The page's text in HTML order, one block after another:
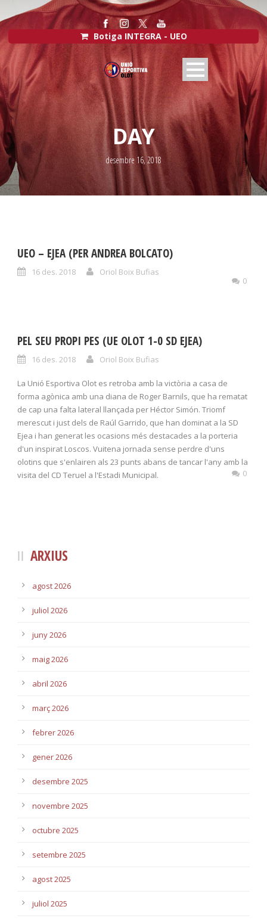
Botiga INTEGRA - UEO
DAY
desembre 16, 2018
UEO – EJEA (PER ANDREA BOLCATO)
16 des. 2018
Oriol Boix Bufias
0
PEL SEU PROPI PES (UE OLOT 1-0 SD EJEA)
16 des. 2018 Oriol Boix Bufias
La Unió Esportiva Olot es retroba amb la victòria a casa de
forma agònica amb una diana de Roger Barnils, que ha rematat
de cap una falta lateral llançada per Héctor Simón. Triomf
merescut i just dels de Raúl Garrido, que han dominat a la SD
Ejea i han generat les ocasions més destacades a la porteria
d'un inspirat Loscos. Vuitena jornada sense perdre d'uns
olotins que s'enlairen als 23 punts abans de tancar l'any amb la
visita del CD Teruel a l'Estadi Municipal.
0
ARXIUS
agost 2026
juliol 2026
juny 2026
maig 2026
abril 2026
març 2026
febrer 2026
gener 2026
desembre 2025
novembre 2025
octubre 2025
setembre 2025
agost 2025
juliol 2025